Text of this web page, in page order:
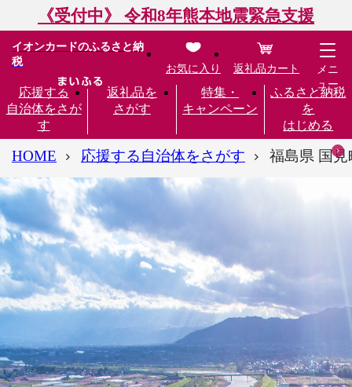
《受付中》 令和8年熊本地震緊急支援
イオンカードのふるさと納
税
応援する
自治体をさが
す
返礼品を
さがす
特集・
キャンペーン
ふるさと納税
を
はじめる
お気に入り 返礼品カート
メニ
ュー
HOME 応援する自治体をさがす 福島県 国見